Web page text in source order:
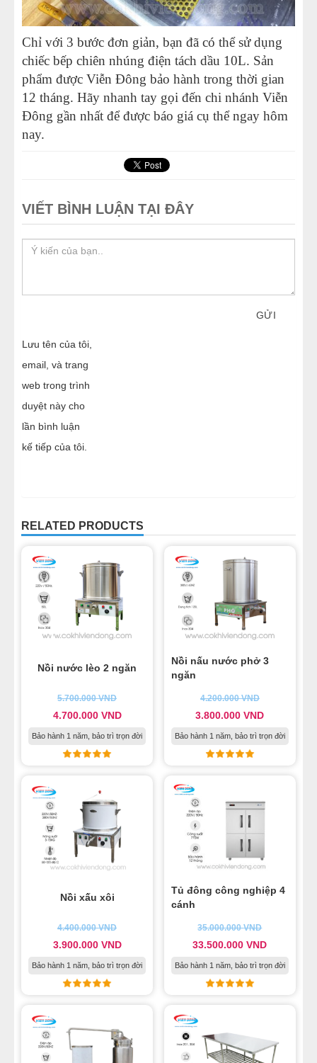
Chỉ với 3 bước đơn giản, bạn đã có thể sử dụng
chiếc bếp chiên nhúng điện tách dầu 10L. Sản
phẩm được Viễn Đông bảo hành trong thời gian
12 tháng. Hãy nhanh tay gọi đến chi nhánh Viễn
Đông gần nhất để được báo giá cụ thể ngay hôm
nay.
VIẾT BÌNH LUẬN TẠI ĐÂY
GỬI
Lưu tên của tôi,
email, và trang
web trong trình
duyệt này cho
lần bình luận
kế tiếp của tôi.
RELATED PRODUCTS
Nồi nước lèo 2 ngăn
5.700.000VND
4.700.000 VND
Bảo hành 1 năm, bảo trì trọn đời
Nồi nấu nước phở 3
ngăn
4.200.000VND
3.800.000VND
Bảo hành 1 năm, bảo trì trọn đời
Nồi xấu xôi
4.400.000VND
3.900.000 VND
Bảo hành 1 năm, bảo trì trọn đời
Tủ đông công nghiệp 4
cánh
35.000.000VND
33.500.000VND
Bảo hành 1 năm, bảo trì trọn đời